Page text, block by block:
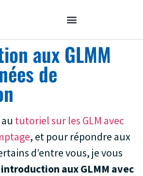
aux GLMM
de
tutoriel sur les GLM avec
, et pour répondre aux
d’entre vous, je vous
introduction aux GLMM avec